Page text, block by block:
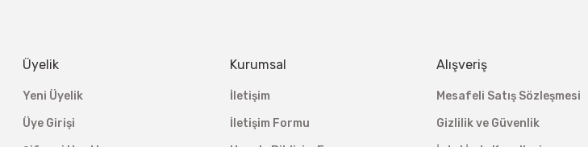
Üyelik
Yeni Üyelik
Üye Girişi
Kurumsal
İletişim
İletişim Formu
Alışveriş
Mesafeli Satış Sözleşmesi
Gizlilik ve Güvenlik